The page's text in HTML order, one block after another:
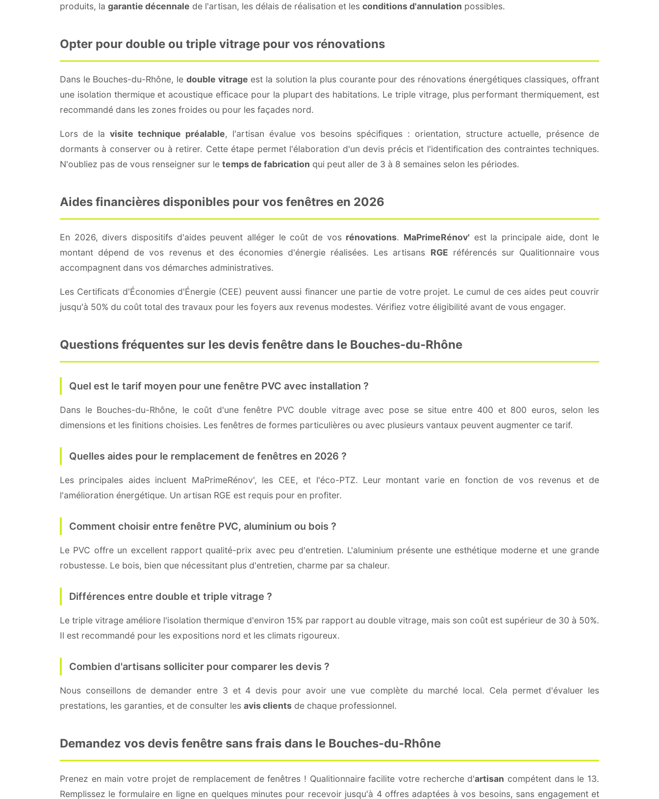
produits, la garantie décennale de l'artisan, les délais de réalisation et les conditions d'annulation possibles.
Opter pour double ou triple vitrage pour vos rénovations
Dans le Bouches-du-Rhône, le double vitrage est la solution la plus courante pour des rénovations énergétiques classiques, offrant
une isolation thermique et acoustique efficace pour la plupart des habitations. Le triple vitrage, plus performant thermiquement, est
recommandé dans les zones froides ou pour les façades nord.
Lors de la visite technique préalable, l'artisan évalue vos besoins spécifiques : orientation, structure actuelle, présence de
dormants à conserver ou à retirer. Cette étape permet l'élaboration d'un devis précis et l'identification des contraintes techniques.
N'oubliez pas de vous renseigner sur le temps de fabrication qui peut aller de 3 à 8 semaines selon les périodes.
Aides financières disponibles pour vos fenêtres en 2026
En 2026, divers dispositifs d'aides peuvent alléger le coût de vos rénovations. MaPrimeRénov' est la principale aide, dont le
montant dépend de vos revenus et des économies d'énergie réalisées. Les artisans RGE référencés sur Qualitionnaire vous
accompagnent dans vos démarches administratives.
Les Certificats d'Économies d'Énergie (CEE) peuvent aussi financer une partie de votre projet. Le cumul de ces aides peut couvrir
jusqu'à 50% du coût total des travaux pour les foyers aux revenus modestes. Vérifiez votre éligibilité avant de vous engager.
Questions fréquentes sur les devis fenêtre dans le Bouches-du-Rhône
Quel est le tarif moyen pour une fenêtre PVC avec installation ?
Dans le Bouches-du-Rhône, le coût d'une fenêtre PVC double vitrage avec pose se situe entre 400 et 800 euros, selon les
dimensions et les finitions choisies. Les fenêtres de formes particulières ou avec plusieurs vantaux peuvent augmenter ce tarif.
Quelles aides pour le remplacement de fenêtres en 2026 ?
Les principales aides incluent MaPrimeRénov', les CEE, et l'éco-PTZ. Leur montant varie en fonction de vos revenus et de
l'amélioration énergétique. Un artisan RGE est requis pour en profiter.
Comment choisir entre fenêtre PVC, aluminium ou bois ?
Le PVC offre un excellent rapport qualité-prix avec peu d'entretien. L'aluminium présente une esthétique moderne et une grande
robustesse. Le bois, bien que nécessitant plus d'entretien, charme par sa chaleur.
Différences entre double et triple vitrage ?
Le triple vitrage améliore l'isolation thermique d'environ 15% par rapport au double vitrage, mais son coût est supérieur de 30 à 50%.
Il est recommandé pour les expositions nord et les climats rigoureux.
Combien d'artisans solliciter pour comparer les devis ?
Nous conseillons de demander entre 3 et 4 devis pour avoir une vue complète du marché local. Cela permet d'évaluer les
prestations, les garanties, et de consulter les avis clients de chaque professionnel.
Demandez vos devis fenêtre sans frais dans le Bouches-du-Rhône
Prenez en main votre projet de remplacement de fenêtres ! Qualitionnaire facilite votre recherche d'artisan compétent dans le 13.
Remplissez le formulaire en ligne en quelques minutes pour recevoir jusqu'à 4 offres adaptées à vos besoins, sans engagement et